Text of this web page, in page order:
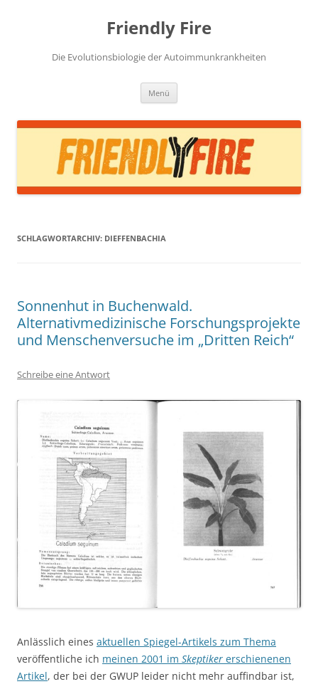
Friendly Fire
Die Evolutionsbiologie der Autoimmunkrankheiten
Menü
SCHLAGWORTARCHIV: DIEFFENBACHIA
Sonnenhut in Buchenwald.
Alternativmedizinische Forschungsprojekte
und Menschenversuche im „Dritten Reich“
Schreibe eine Antwort
Anlässlich eines aktuellen Spiegel-Artikels zum Thema
veröffentliche ich meinen 2001 im Skeptiker erschienenen
Artikel, der bei der GWUP leider nicht mehr auffindbar ist,